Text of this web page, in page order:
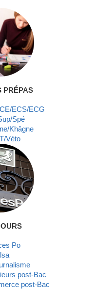
PRÉPAS
ECS/ECG
Spé
Khâgne
Véto
Po
post-Bac
post-Bac